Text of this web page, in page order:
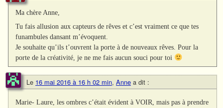
Ma chère Anne,
Tu fais allusion aux capteurs de rêves et c’est vraiment ce que tes
funambules dansant m’évoquent.
Je souhaite qu’ils t’ouvrent la porte à de nouveaux rêves. Pour la
porte de la créativité, je ne me fais aucun souci pour toi
Le 16 mai 2016 à 16 h 02 min, Anne a dit :
Marie- Laure, les ombres c’était évident à VOIR, mais pas à prendre